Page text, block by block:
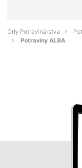
Orly Potravinárstva
Potraviny ALBA